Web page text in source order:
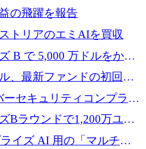
スプレッドシートをター
の飛躍を報告
トリアのエミAIを買収
B で 5,000 万ドルをかけ
用の法律 AI を構築
、最新ファンドの初回ク
保セキュリティコンプライ
ームのために140万ユーロ
Bラウンドで1,200万ユー
イズ AI 用の「マルチプ